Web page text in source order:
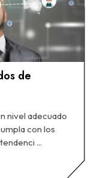
de
nivel adecuado
con los
...